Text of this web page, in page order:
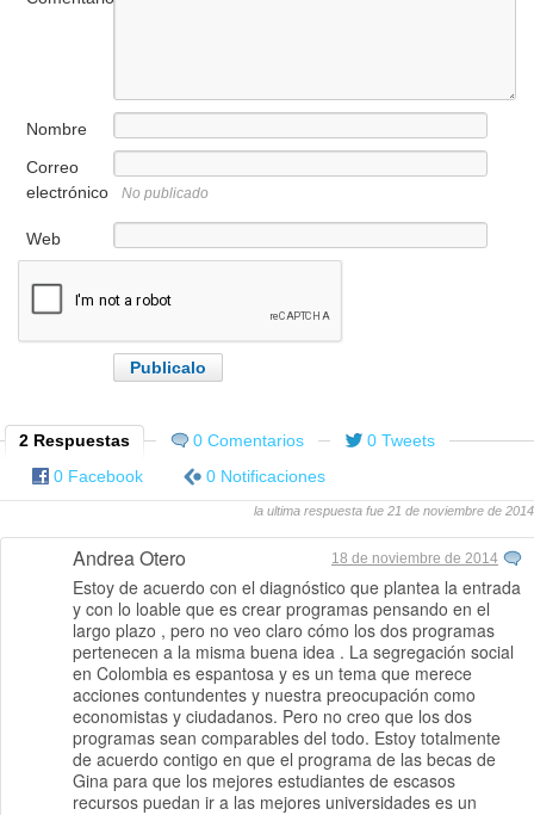
Nombre
Correo
electrónico
No publicado
Web
2 Respuestas 0 Comentarios
0 Tweets
0 Facebook
0 Notificaciones
la ultima respuesta fue 21 de noviembre de 2014
Andrea Otero 18 de noviembre de 2014
Estoy de acuerdo con el diagnóstico que plantea la entrada
y con lo loable que es crear programas pensando en el
largo plazo , pero no veo claro cómo los dos programas
pertenecen a la misma buena idea . La segregación social
en Colombia es espantosa y es un tema que merece
acciones contundentes y nuestra preocupación como
economistas y ciudadanos. Pero no creo que los dos
programas sean comparables del todo. Estoy totalmente
de acuerdo contigo en que el programa de las becas de
Gina para que los mejores estudiantes de escasos
recursos puedan ir a las mejores universidades es un